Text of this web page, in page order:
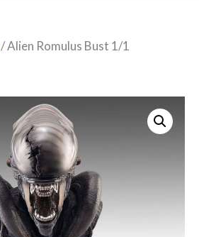
/ Alien Romulus Bust 1/1